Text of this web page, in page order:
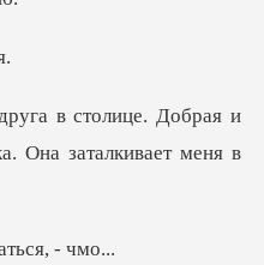
лице. Добрая и